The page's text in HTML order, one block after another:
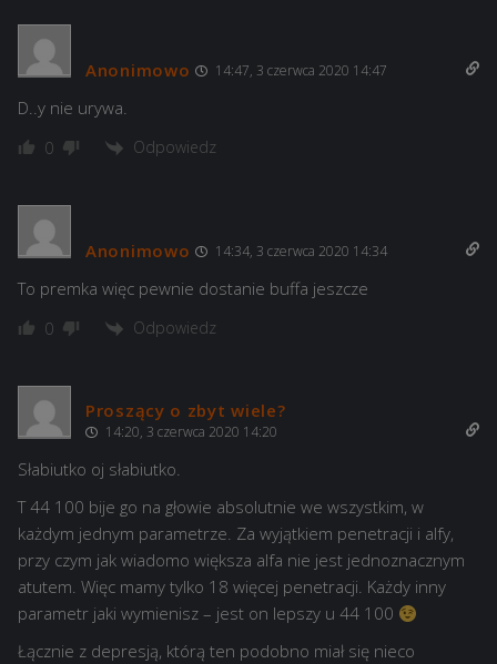
Anonimowo 14:47, 3 czerwca 2020 14:47
D..y nie urywa.
0 Odpowiedz
Anonimowo 14:34, 3 czerwca 2020 14:34
To premka więc pewnie dostanie buffa jeszcze
0 Odpowiedz
Proszący o zbyt wiele?
14:20, 3 czerwca 2020 14:20
Słabiutko oj słabiutko.
T 44 100 bije go na głowie absolutnie we wszystkim, w
każdym jednym parametrze. Za wyjątkiem penetracji i alfy,
przy czym jak wiadomo większa alfa nie jest jednoznacznym
atutem. Więc mamy tylko 18 więcej penetracji. Każdy inny
parametr jaki wymienisz – jest on lepszy u 44 100
Łącznie z depresją, którą ten podobno miał się nieco